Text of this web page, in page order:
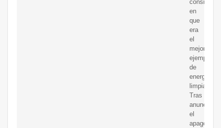
consiste
en
que
era
el
mejor
ejemplo
de
energía
limpia.
Tras
anunciar
el
apagón